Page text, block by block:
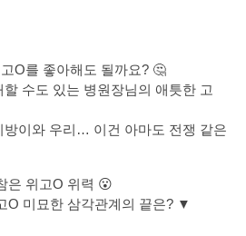
O를 좋아해도 될까요? 🤔
수도 있는 병원장님의 애틋한 고
방이와 우리… 이건 아마도 전쟁 같은
은 위고O 위력 😮
O 미묘한 삼각관계의 끝은? ▼